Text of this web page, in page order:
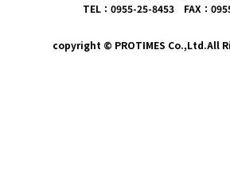
TEL：0955-25-8453 FAX：
copyright © PROTIMES Co.,Ltd.All